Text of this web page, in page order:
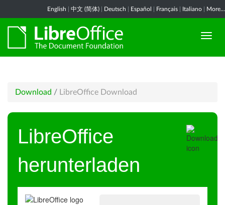
English 中文 (简体) Deutsch Español Français Italiano More...
Download / LibreOffice Download
LibreOffice
herunterladen